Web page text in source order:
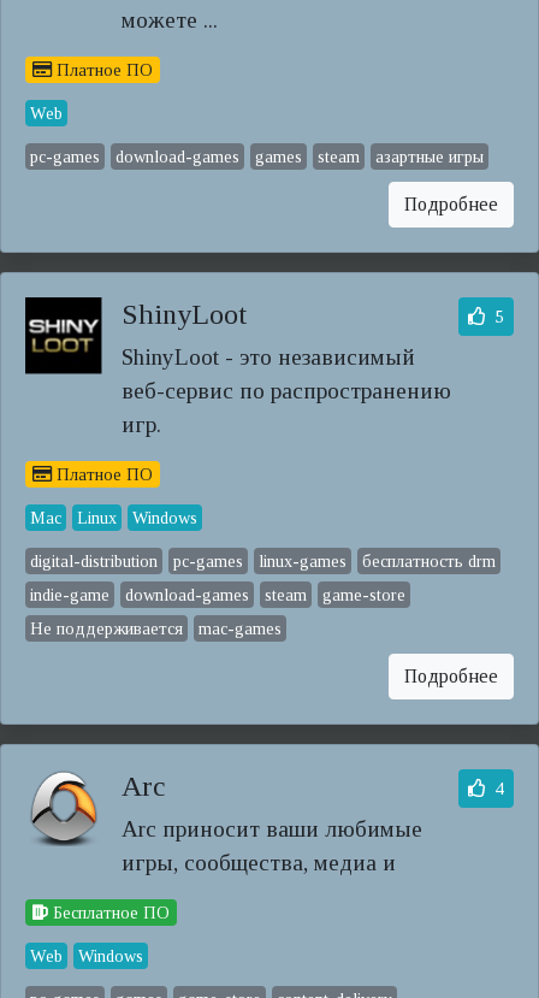
можете ...
Платное ПО
Web
pc-games download-games games steam азартные игры
Подробнее
ShinyLoot
ShinyLoot - это независимый
веб-сервис по распространению
игр.
5
Платное ПО
Mac Linux Windows
digital-distribution pc-games linux-games
бесплатность drm
indie-game
download-games steam
game-store
Не поддерживается
mac-games
Подробнее
Arc
Arc приносит ваши любимые
игры, сообщества, медиа и
4
Бесплатное ПО
Web Windows